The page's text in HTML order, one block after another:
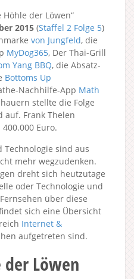
der Löwen“
2015 (Staffel 2 Folge 5)
von Jungfeld, die
MyDog365, Der Thai-Grill
Yang BBQ, die Absatz-
Bottoms Up
Nachhilfe-App Math
stellte die Folge
auf. Frank Thelen
Euro.
sind aus
mehr wegzudenken.
dreht sich heutzutage
oder Technologie und
über diese
sich eine Übersicht
Internet &
aufgetreten sind.
der Löwen